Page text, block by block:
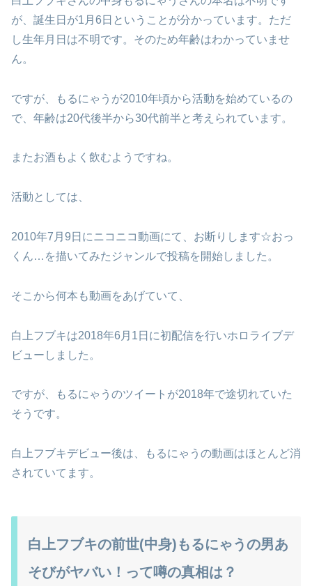
が、誕生日が1月6日ということが分かっています。ただ
し生年月日は不明です。そのため年齢はわかっていませ
ん。
ですが、もるにゃうが2010年頃から活動を始めているの
で、年齢は20代後半から30代前半と考えられています。
またお酒もよく飲むようですね。
活動としては、
2010年7月9日にニコニコ動画にて、お断りします☆おっ
くん…を描いてみたジャンルで投稿を開始しました。
そこから何本も動画をあげていて、
白上フブキは2018年6月1日に初配信を行いホロライブデ
ビューしました。
ですが、もるにゃうのツイートが2018年で途切れていた
そうです。
白上フブキデビュー後は、もるにゃうの動画はほとんど消
されていてます。
白上フブキの前世(中身)もるにゃうの男あ
そびがヤバい！って噂の真相は？